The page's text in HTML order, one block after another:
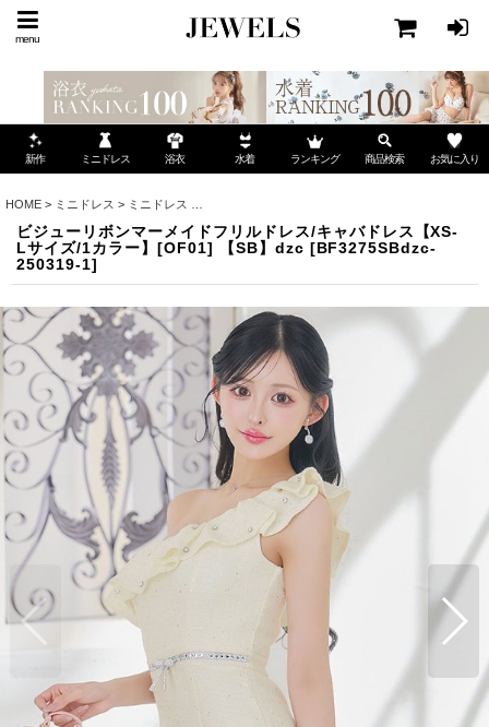
menu
新作 ミニドレス 浴衣 水着 ランキング 商品検索 お気に入り
HOME > ミニドレス > ミニドレス
ビジューリボンマーメイドフリルドレス/キャバドレス【XS-
Lサイズ/1カラー】[OF01] 【SB】dzc [BF3275SBdzc-
250319-1]